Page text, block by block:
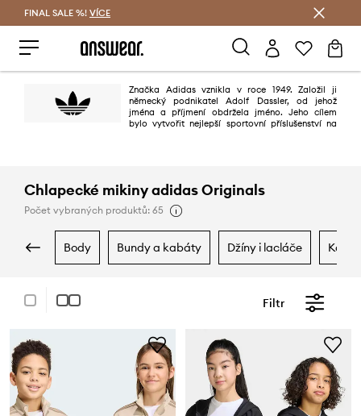
FINAL SALE %! VÍCE
Značka Adidas vznikla v roce 1949. Založil ji
německý podnikatel Adolf Dassler, od jehož
jména a příjmení obdržela jméno. Jeho cílem
bylo vytvořit nejlepší sportovní příslušenství na
Chlapecké mikiny adidas Originals
Počet vybraných produktů: 65
body bundy a kabáty džíny i lacláče
Filtr